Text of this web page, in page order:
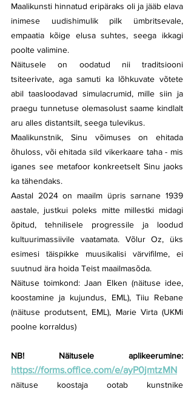
Maalikunsti hinnatud eripäraks oli ja jääb elava
inimese uudishimulik pilk ümbritsevale,
empaatia kõige elusa suhtes, seega ikkagi
poolte valimine.
Näitusele on oodatud nii traditsiooni
tsiteerivate, aga samuti ka lõhkuvate võtete
abil taasloodavad simulacrumid, mille siin ja
praegu tunnetuse olemasolust saame kindlalt
aru alles distantsilt, seega tulevikus.
Maalikunstnik, Sinu võimuses on ehitada
õhuloss, või ehitada sild vikerkaare taha - mis
iganes see metafoor konkreetselt Sinu jaoks
ka tähendaks.
Aastal 2024 on maailm üpris sarnane 1939
aastale, justkui poleks mitte millestki midagi
õpitud, tehnilisele progressile ja loodud
kultuurimassiivile vaatamata. Võlur Oz, üks
esimesi täispikke muusikalisi värvifilme, ei
suutnud ära hoida Teist maailmasõda.
Näituse toimkond: Jaan Elken (näituse idee,
koostamine ja kujundus, EML), Tiiu Rebane
(näituse produtsent, EML), Marie Virta (UKMi
poolne korraldus)
https://forms.office.com/e/ayP0jmtzMN
näituse koostaja ootab kunstnike